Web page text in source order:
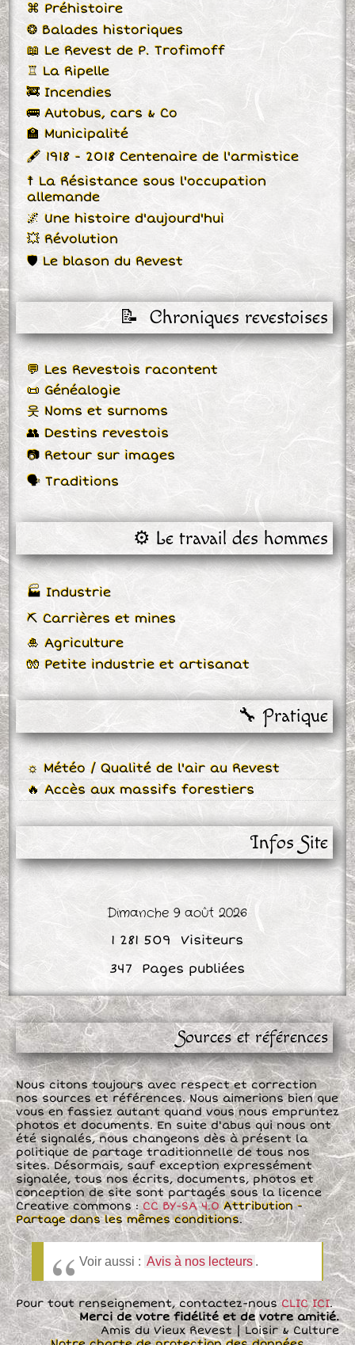
⌘ Préhistoire
❂ Balades historiques
📖 Le Revest de P. Trofimoff
♖ La Ripelle
🚒 Incendies
🚌 Autobus, cars & Co
🏫 Municipalité
🖋 1918 - 2018 Centenaire de l'armistice
☨ La Résistance sous l'occupation
allemande
🌌 Une histoire d'aujourd'hui
💥 Révolution
🛡 Le blason du Revest
📝  Chroniques revestoises
💬 Les Revestois racontent
📜 Généalogie
웃 Noms et surnoms
👥 Destins revestois
📷 Retour sur images
🗣 Traditions
⚙️ Le travail des hommes
🏭 Industrie
⛏ Carrières et mines
🎍 Agriculture
🧤 Petite industrie et artisanat
🔧 Pratique
☼ Météo / Qualité de l'air au Revest
🔥 Accès aux massifs forestiers
Infos Site
Dimanche 9 août 2026
Sources et références
Nous citons toujours avec respect et correction
nos sources et références. Nous aimerions bien que
vous en fassiez autant quand vous nous empruntez
photos et documents. En suite d'abus qui nous ont
été signalés, nous changeons dès à présent la
politique de partage traditionnelle de tous nos
sites. Désormais, sauf exception expressément
signalée, tous nos écrits, documents, photos et
conception de site sont partagés sous la licence
Creative commons :CC BY-SA 4.0Attribution -
Partage dans les mêmes conditions.
Voir aussi : Avis à nos lecteurs .
Pour tout renseignement, contactez-nousCLIC ICI.
Merci de votre fidélité et de votre amitié.
Amis du Vieux Revest | Loisir & Culture